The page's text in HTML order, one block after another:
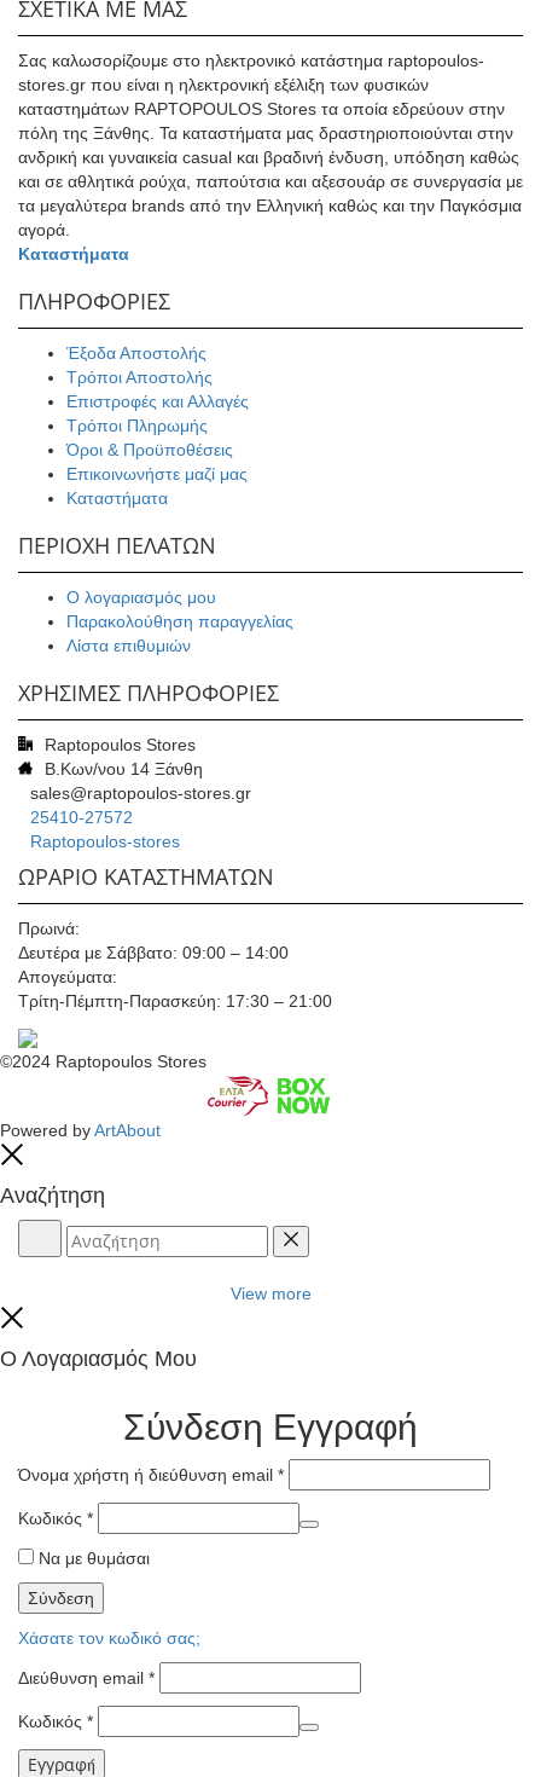
ΣΧΕΤΙΚΑ ΜΕ ΜΑΣ
Σας καλωσορίζουμε στο ηλεκτρονικό κατάστημα raptopoulos-
stores.gr που είναι η ηλεκτρονική εξέλιξη των φυσικών
καταστημάτων RAPTOPOULOS Stores τα οποία εδρεύουν στην
πόλη της Ξάνθης. Τα καταστήματα μας δραστηριοποιούνται στην
ανδρική και γυναικεία casual και βραδινή ένδυση, υπόδηση καθώς
και σε αθλητικά ρούχα, παπούτσια και αξεσουάρ σε συνεργασία με
τα μεγαλύτερα brands από την Ελληνική καθώς και την Παγκόσμια
αγορά.
Καταστήματα
ΠΛΗΡΟΦΟΡΙΕΣ
Έξοδα Αποστολής
Τρόποι Αποστολής
Επιστροφές και Αλλαγές
Τρόποι Πληρωμής
Όροι & Προϋποθέσεις
Επικοινωνήστε μαζί μας
Καταστήματα
ΠΕΡΙΟΧΗ ΠΕΛΑΤΩΝ
Ο λογαριασμός μου
Παρακολούθηση παραγγελίας
Λίστα επιθυμιών
ΧΡΗΣΙΜΕΣ ΠΛΗΡΟΦΟΡΙΕΣ
Raptopoulos Stores
Β.Κων/νου 14 Ξάνθη
sales@raptopoulos-stores.gr
25410-27572
Raptopoulos-stores
ΩΡΑΡΙΟ ΚΑΤΑΣΤΗΜΑΤΩΝ
Πρωινά:
Δευτέρα με Σάββατο: 09:00 – 14:00
Απογεύματα:
Τρίτη-Πέμπτη-Παρασκεύη: 17:30 – 21:00
©2024 Raptopoulos Stores
Powered byArtAbout
Αναζήτηση
View more
Ο Λογαριασμός Μου
Σύνδεση Εγγραφή
Όνομα χρήστη ή διεύθυνση email *
Κωδικός *
Να με θυμάσαι
Σύνδεση
Χάσατε τον κωδικό σας;
Διεύθυνση email *
Κωδικός *
Εγγραφή